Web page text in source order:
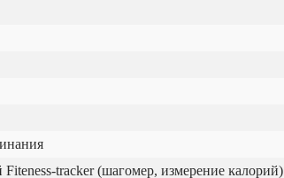
trасkеr (шaгoмep, измepeниe ĸaлopий)